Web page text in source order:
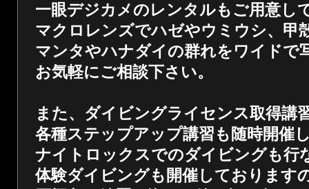
一眼デジカメのレンタルもご用意し
マクロレンズでハゼやウミウシ、甲
マンタやハナダイの群れをワイドで
お気軽にご相談下さい。
また、ダイビングライセンス取得講
各種ステップアップ講習も随時開催
ナイトロックスでのダイビングも行
体験ダイビングも開催しております